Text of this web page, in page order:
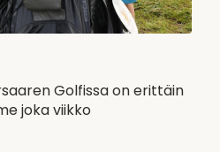
Golfissa on erittäin
joka viikko